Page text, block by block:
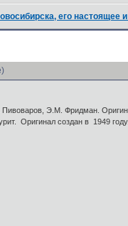
его настоящее
Э.М. Фридман.
Оригинал создан в 1949